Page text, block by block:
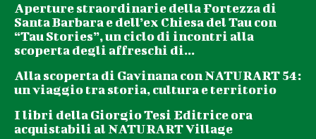
Aperture straordinarie della Fortezza di
Santa Barbara e dell’ex Chiesa del Tau con
“Tau Stories”, un ciclo di incontri alla
scoperta degli affreschi di...
Alla scoperta di Gavinana con NATURART 54:
un viaggio tra storia, cultura e territorio
I libri della Giorgio Tesi Editrice ora
acquistabili al NATURART Village